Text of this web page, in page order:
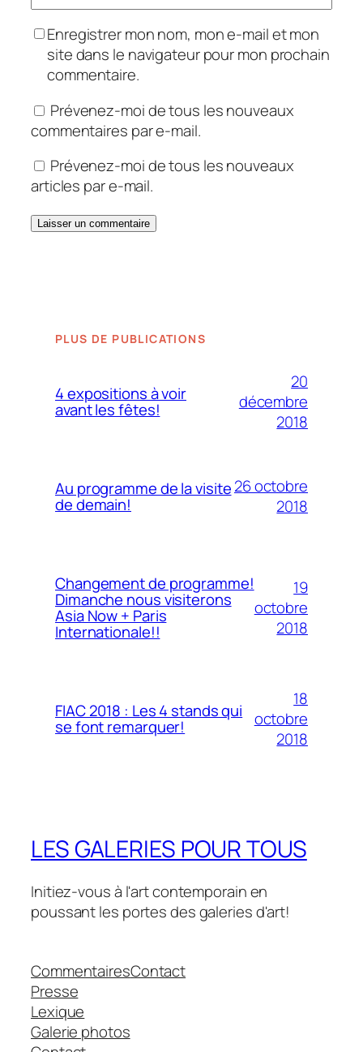
Enregistrer mon nom, mon e-mail et mon
site dans le navigateur pour mon prochain
commentaire.
Prévenez-moi de tous les nouveaux
commentaires par e-mail.
Prévenez-moi de tous les nouveaux
articles par e-mail.
PLUS DE PUBLICATIONS
4 expositions à voir
avant les fêtes!
20
décembre
2018
Au programme de la visite
de demain!
26 octobre
2018
Changement de programme!
Dimanche nous visiterons
Asia Now + Paris
Internationale!!
19
octobre
2018
FIAC 2018 : Les 4 stands qui
se font remarquer!
18
octobre
2018
LES GALERIES POUR TOUS
Initiez-vous à l'art contemporain en
poussant les portes des galeries d'art!
Commentaires
Presse
Lexique
Galerie photos
Contact